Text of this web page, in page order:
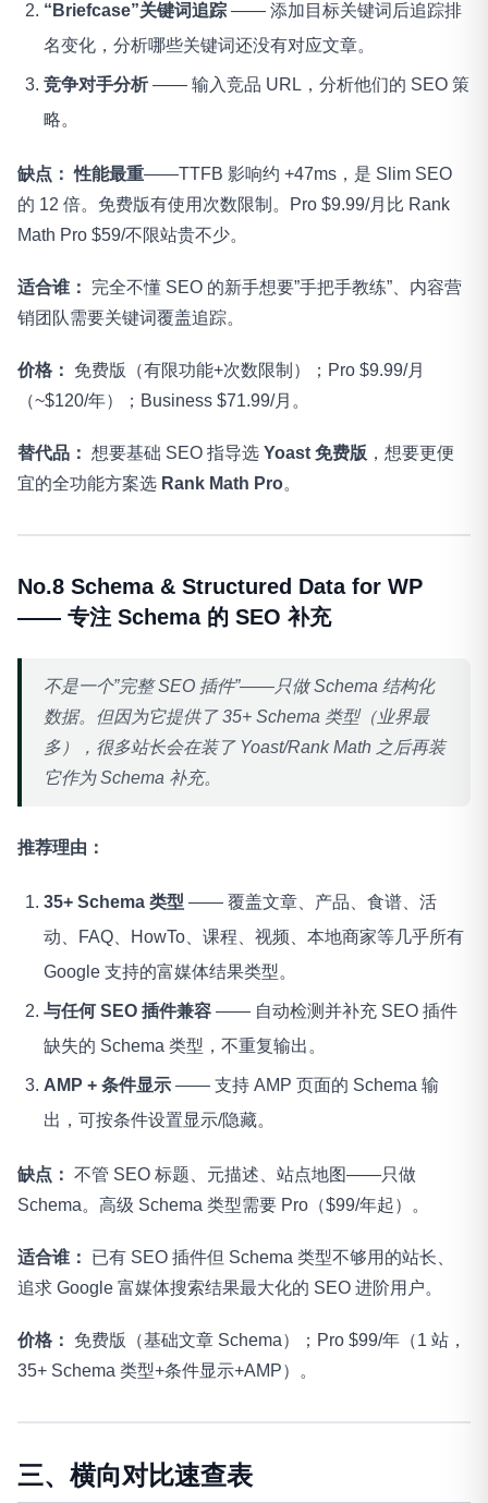
“Briefcase”关键词追踪 —— 添加目标关键词后追踪排
名变化，分析哪些关键词还没有对应文章。
竞争对手分析—— 输入竞品 URL，分析他们的 SEO 策
略。
缺点： 性能最重——TTFB 影响约 +47ms，是 Slim SEO
的 12 倍。免费版有使用次数限制。Pro $9.99/月比 Rank
Math Pro $59/不限站贵不少。
适合谁：
完全不懂 SEO 的新手想要”手把手教练”、内容营
销团队需要关键词覆盖追踪。
价格：
免费版（有限功能+次数限制）；Pro $9.99/月
（~$120/年）；Business $71.99/月。
替代品： 想要基础 SEO 指导选 Yoast 免费版 ，想要更便
宜的全功能方案选 Rank Math Pro。
No.8 Schema & Structured Data for WP
—— 专注 Schema 的 SEO 补充
不是一个”完整 SEO 插件”——只做 Schema 结构化
数据。但因为它提供了 35+ Schema 类型（业界最
多），很多站长会在装了 Yoast/Rank Math 之后再装
它作为 Schema 补充。
推荐理由：
35+ Schema 类型 —— 覆盖文章、产品、食谱、活
动、FAQ、HowTo、课程、视频、本地商家等几乎所有
Google 支持的富媒体结果类型。
与任何 SEO 插件兼容 —— 自动检测并补充 SEO 插件
缺失的 Schema 类型，不重复输出。
AMP + 条件显示 —— 支持 AMP 页面的 Schema 输
出，可按条件设置显示/隐藏。
缺点： 不管 SEO 标题、元描述、站点地图——只做
Schema。高级 Schema 类型需要 Pro（$99/年起）。
适合谁：
已有 SEO 插件但 Schema 类型不够用的站长、
追求 Google 富媒体搜索结果最大化的 SEO 进阶用户。
价格：
免费版（基础文章 Schema）；Pro $99/年（1 站，
35+ Schema 类型+条件显示+AMP）。
三、横向对比速查表